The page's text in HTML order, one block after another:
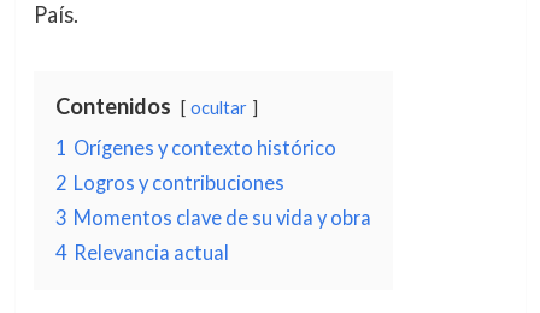
País.
Contenidos ocultar
1 Orígenes y contexto histórico
2 Logros y contribuciones
3 Momentos clave de su vida y obra
4 Relevancia actual